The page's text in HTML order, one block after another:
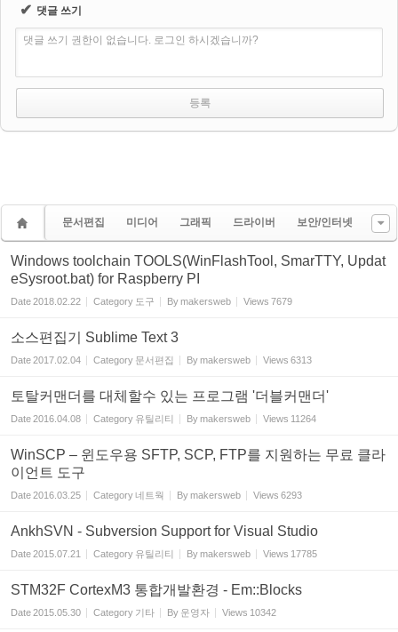
✔ 댓글 쓰기
댓글 쓰기 권한이 없습니다. 로그인 하시겠습니까?
문서편집 미디어 그래픽 드라이버 보안/인터넷
Windows toolchain TOOLS(WinFlashTool, SmarTTY, Updat
eSysroot.bat) for Raspberry PI
Date2018.02.22 Category 도구 Bymakersweb Views 7679
소스편집기 Sublime Text 3
Date2017.02.04 Category 문서편집 Bymakersweb Views 6313
토탈커맨더를 대체할수 있는 프로그램 '더블커맨더'
Date2016.04.08 Category 유틸리티 Bymakersweb Views 11264
WinSCP – 윈도우용 SFTP, SCP, FTP를 지원하는 무료 클라
이언트 도구
Date2016.03.25 Category 네트웍 Bymakersweb Views 6293
AnkhSVN - Subversion Support for Visual Studio
Date2015.07.21 Category 유틸리티 Bymakersweb Views 17785
STM32F CortexM3 통합개발환경 - Em::Blocks
Date2015.05.30 Category 기타 By 운영자 Views 10342